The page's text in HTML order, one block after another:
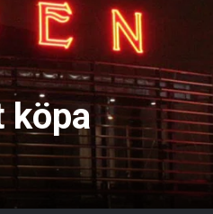
köpa